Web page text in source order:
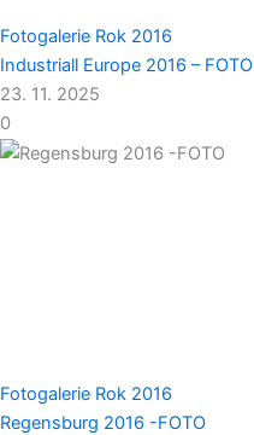
Fotogalerie Rok 2016
Industriall Europe 2016 – FOTO
23. 11. 2025
0
Fotogalerie Rok 2016
Regensburg 2016 -FOTO